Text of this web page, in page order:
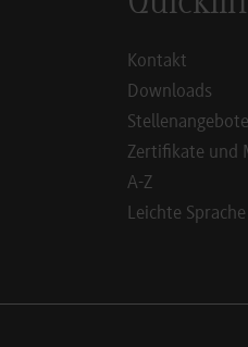
Kontakt
Downloads
Stellenangebote
Zertifikate und
A-Z
Leichte Sprache